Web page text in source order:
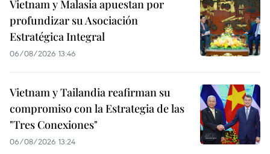
Vietnam y Malasia apuestan por
profundizar su Asociación
Estratégica Integral
06/08/2026 13:46
Vietnam y Tailandia reafirman su
compromiso con la Estrategia de las
"Tres Conexiones"
06/08/2026 13:24